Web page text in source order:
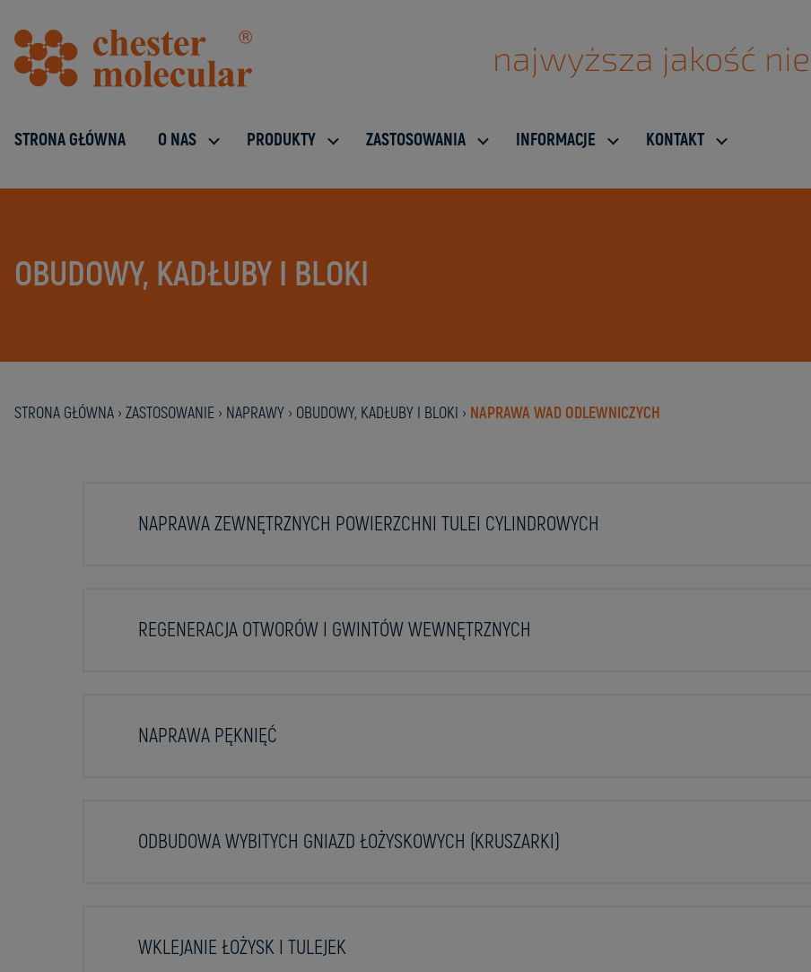
najwyższa jakość
STRONA GŁÓWNA O NAS PRODUKTY ZASTOSOWANIA INFORMACJE KONTAKT
OBUDOWY, KADŁUBY I BLOKI
STRONA GŁÓWNA › ZASTOSOWANIE › NAPRAWY › OBUDOWY, KADŁUBY I BLOKI › NAPRAWA WAD ODLEWNICZYCH
NAPRAWA ZEWNĘTRZNYCH POWIERZCHNI TULEI CYLINDROWYCH
REGENERACJA OTWORÓW I GWINTÓW WEWNĘTRZNYCH
NAPRAWA PĘKNIĘĆ
ODBUDOWA WYBITYCH GNIAZD ŁOŻYSKOWYCH (KRUSZARKI)
WKLEJANIE ŁOŻYSK I TULEJEK